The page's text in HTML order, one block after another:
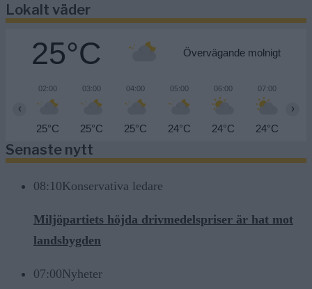
Lokalt väder
25°C Övervägande molnigt
02:00
25°C
03:00
25°C
04:00
25°C
05:00
24°C
06:00
24°C
07:00
24°C
‹ ›
Senaste nytt
08:10Konservativa ledare
Miljöpartiets höjda drivmedelspriser är hat mot
landsbygden
07:00Nyheter